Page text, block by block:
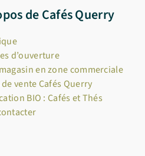
de Cafés Querry
d’ouverture
en zone commerciale
vente Cafés Querry
BIO : Cafés et Thés